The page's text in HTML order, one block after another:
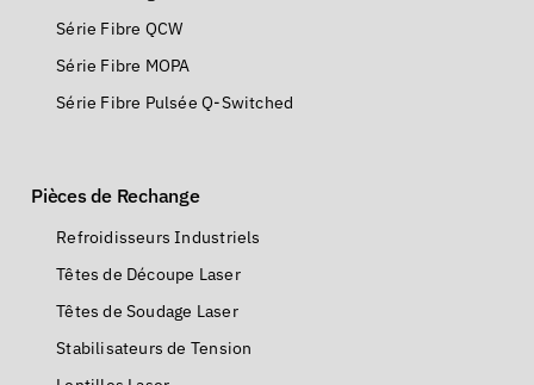
Série Fibre QCW
Série Fibre MOPA
Série Fibre Pulsée Q-Switched
Pièces de Rechange
Refroidisseurs Industriels
Têtes de Découpe Laser
Têtes de Soudage Laser
Stabilisateurs de Tension